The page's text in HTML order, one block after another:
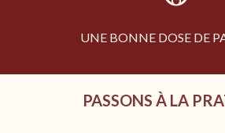
UNE BONNE DOSE DE
PASSONS À LA